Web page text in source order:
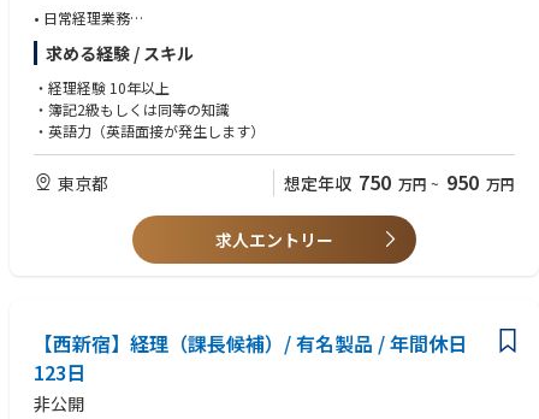
◆法務・コンプライアンス
ューティング
・各種社内規定の制定・整備・運用管理
・取締役会・株主総会の運営・事務局業務
◆情報システム
・専門家・外部ベンダーと連携した社内インフラの整備・運用管理
• 日常経理業務
• 決算業務全般（月次、四半期、年次）
• 本国へのレポーティング
• 仕訳およびシステムへの入力・確認
• 各部門の予算管理表の更新
• 各種監査補助
求める経験 / スキル
・経理経験 10年以上
・簿記2級もしくは同等の知識
・英語力（英語面接が発生します）
東京都 想定年収 750 万円 ~ 950 万円
求人エントリー
【西新宿】経理（課長候補）/ 有名製品 / 年間休日
123日
非公開